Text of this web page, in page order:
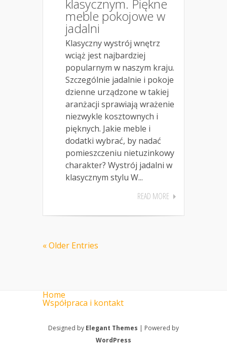
klasycznym. Piękne
meble pokojowe w
jadalni
Klasyczny wystrój wnętrz
wciąż jest najbardziej
popularnym w naszym kraju.
Szczególnie jadalnie i pokoje
dzienne urządzone w takiej
aranżacji sprawiają wrażenie
niezwykle kosztownych i
pięknych. Jakie meble i
dodatki wybrać, by nadać
pomieszczeniu nietuzinkowy
charakter? Wystrój jadalni w
klasycznym stylu W...
READ MORE
« Older Entries
Home
Współpraca i kontakt
Designed by Elegant Themes | Powered by
WordPress